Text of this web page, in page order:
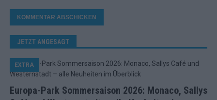
JETZT ANGESAGT
Europa-Park Sommersaison 2026: Monaco, Sallys
EXTRA